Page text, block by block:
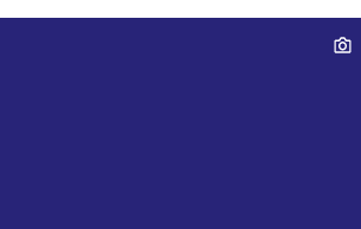
tomto roku bolo pod mojím velením